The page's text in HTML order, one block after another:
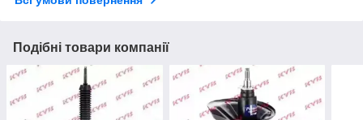
Подібні товари компанії